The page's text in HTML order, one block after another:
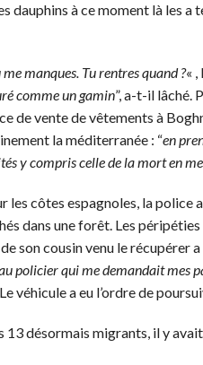
dauphins à ce moment là les
me manques. Tu rentres quand ?«
comme un gamin”, a-t-il lâché.
de vente de vêtements à
la méditerranée : “en
y compris celle de la mort en
les côtes espagnoles, la police
dans une forêt. Les
son cousin venu le
policier qui me demandait mes
Le véhicule a eu l’ordre de
13 désormais migrants, il y